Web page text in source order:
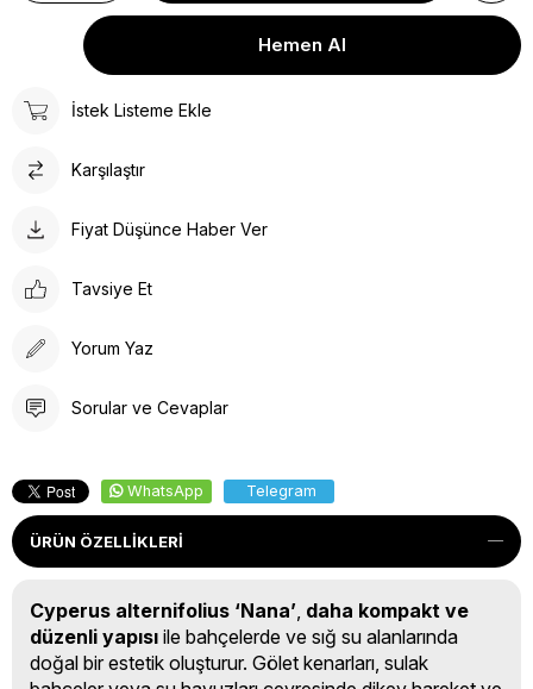
İstek Listeme Ekle
Karşılaştır
Fiyat Düşünce Haber Ver
Tavsiye Et
Yorum Yaz
Sorular ve Cevaplar
WhatsApp Telegram
ÜRÜN ÖZELLIKLERI
Cyperus alternifolius ‘Nana’ daha kompakt ve
düzenli yapısı ile bahçelerde ve sığ su alanlarında
doğal bir estetik oluşturur. Gölet kenarları, sulak